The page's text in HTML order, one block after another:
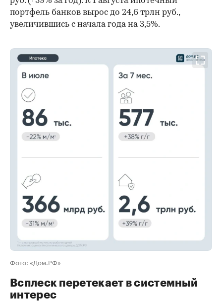
портфель банков вырос до 24,6 трлн руб.,
увеличившись с начала года на 3,5%.
Фото: «Дом.РФ»
Всплеск перетекает в системный
интерес